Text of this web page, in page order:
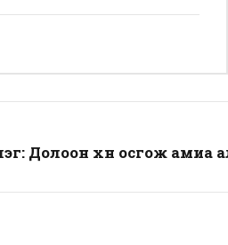
Долоон хүн осгож амиа